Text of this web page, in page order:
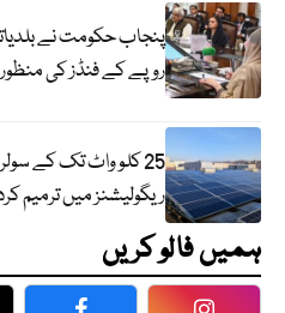
روپے کے فنڈز کی
25 کلو واٹ تک کے
ریگولیشنز میں ترمیم
ہمیں فالو کریں